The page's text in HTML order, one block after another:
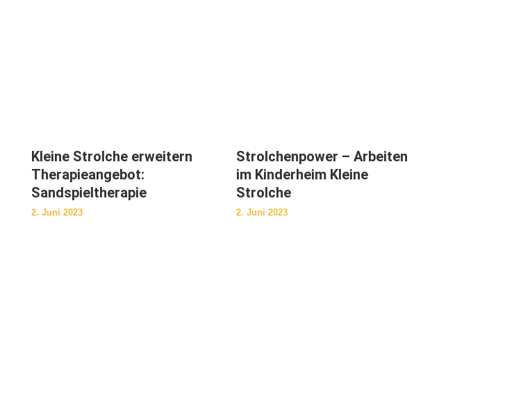
Kleine Strolche erweitern
Therapieangebot:
Sandspieltherapie
2. Juni 2023
Strolchenpower – Arbeiten
im Kinderheim Kleine
Strolche
2. Juni 2023